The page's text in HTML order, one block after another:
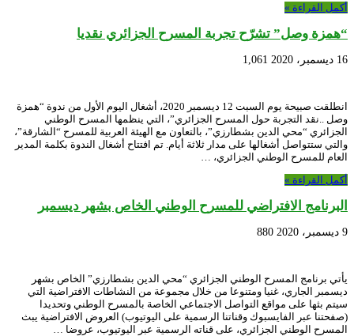
أكمل القراءة »
“همزة وصل” تشرّح تجربة المسرح الجزائري نقديا
16 ديسمبر، 2020 1,061
انطلقت صبيحة يوم السبت 12 ديسمبر 2020، أشغال اليوم الأول من ندوة “همزة
وصل ..نقد التجربة حول المسرح الجزائري”، التي ينظمها المسرح الوطني
الجزائري “محي الدين بشطارزي”، بالتعاون مع الهيئة العربية للمسرح “الشارقة”،
والتي ستتواصل أشغالها على مدار ثلاثة أيام. تم افتتاح أشغال الندوة بكلمة المدير
العام للمسرح الوطني الجزائري، …
أكمل القراءة »
البرنامج الافتراضي للمسرح الوطني الخاص بشهر ديسمبر
9 ديسمبر، 2020 880
يأتي برنامج المسرح الوطني الجزائري “محي الدين بشطارزي” الخاص بشهر
ديسمبر الجاري، غنيا ومتنوعا من خلال مجموعة من النشاطات الافتراضية التي
سيتم بثها على مواقع التواصل الاجتماعي الخاصة بالمسرح الوطني وتحديدا
(صفحتنا عبر الفايسبوك وقناتنا الرسمية على اليوتيوب) العروض الافتراضية يبث
المسرح الوطني الجزائري، على قناته الرسمية عبر اليوتيوب، عروضا …